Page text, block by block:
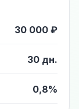
30 000 ₽
30 дн.
0,8%